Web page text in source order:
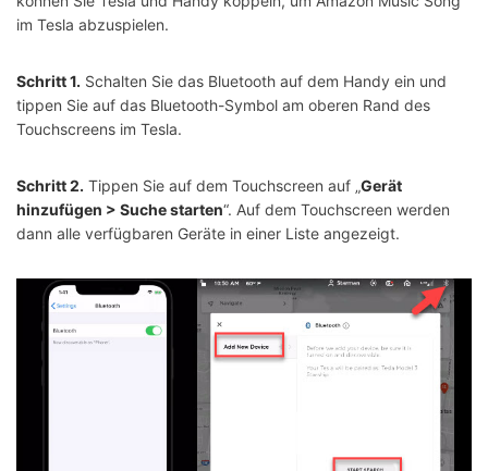
im Tesla abzuspielen.
Schritt 1. Schalten Sie das Bluetooth auf dem Handy ein und
tippen Sie auf das Bluetooth-Symbol am oberen Rand des
Touchscreens im Tesla.
Schritt 2. Tippen Sie auf dem Touchscreen auf „Gerät
hinzufügen > Suche starten“. Auf dem Touchscreen werden
dann alle verfügbaren Geräte in einer Liste angezeigt.